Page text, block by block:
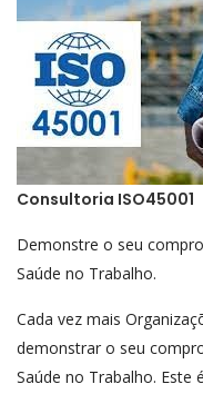
Consultoria ISO45001
Demonstre o seu
Saúde no Trabalho.
Cada vez mais
demonstrar o seu
Saúde no Trabalho. Este